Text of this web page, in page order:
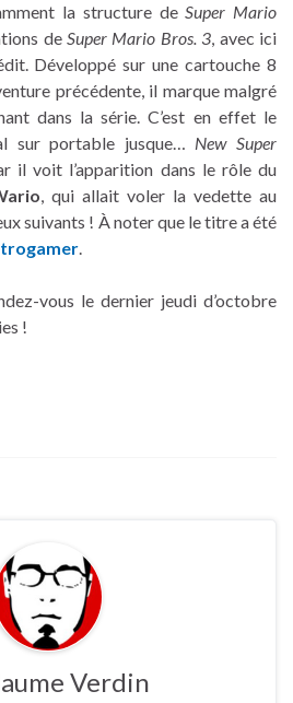
la structure deSuper Mario
de Super Mario Bros. 3, avec ici
Développé sur une cartouche 8
précédente, il marque malgré
dans la série. C’est en effet le
sur portable jusque… New Super
il voit l’apparition dans le rôle du
, qui allait voler la vedette au
suivants ! À noter que le titre a été
.
vous le dernier jeudi d’octobre
!
Verdin